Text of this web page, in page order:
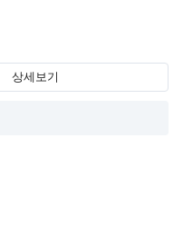
상세보기